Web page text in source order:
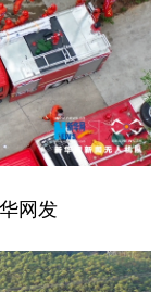
网发